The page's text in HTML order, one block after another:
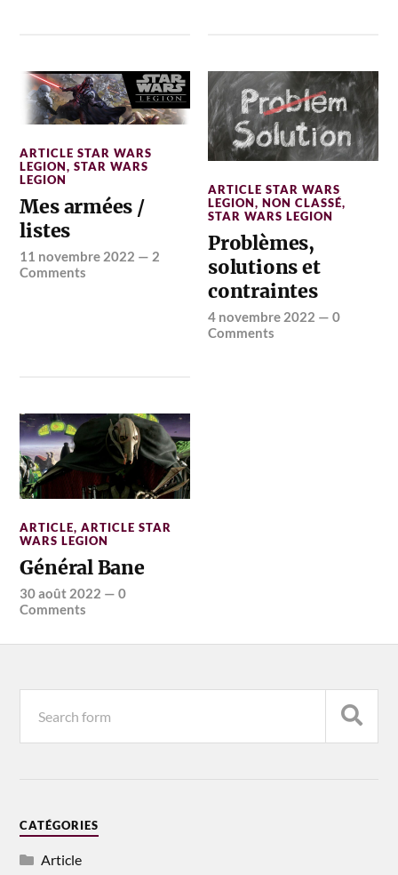
ARTICLE STAR WARS
LEGION,STAR WARS
LEGION
Mes armées /
listes
11 novembre 2022 — 2
Comments
ARTICLE STAR WARS
LEGION,NON CLASSÉ,
STAR WARS LEGION
Problèmes,
solutions et
contraintes
4 novembre 2022 —0
Comments
ARTICLE,ARTICLE STAR
WARS LEGION
Général Bane
30 août 2022 —0
Comments
CATÉGORIES
Article